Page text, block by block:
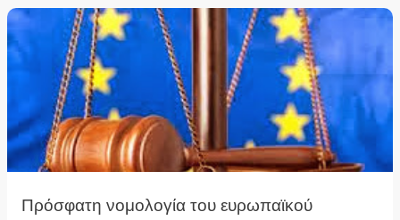
Πρόσφατη νομολογία του ευρωπαϊκού